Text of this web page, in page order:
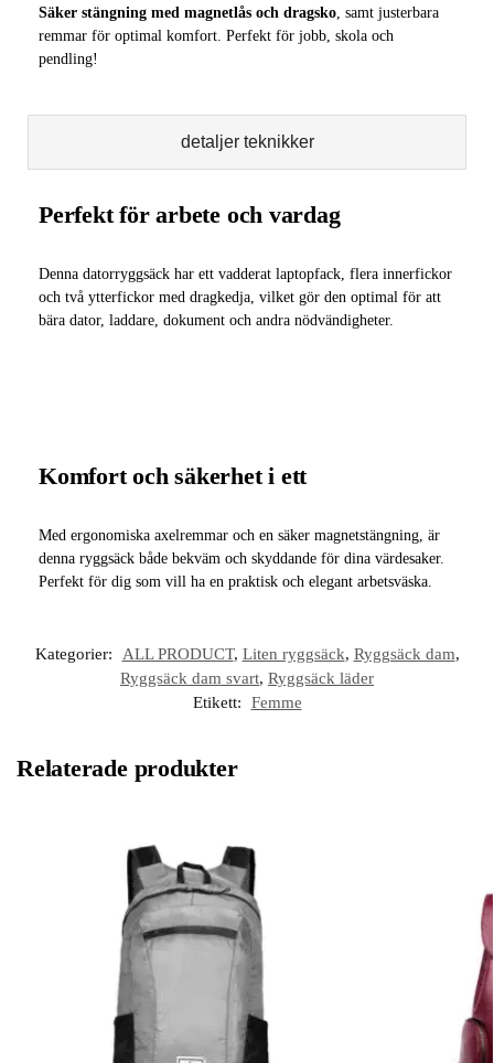
detaljer teknikker
Säker stängning med magnetlås och dragsko, samt justerbara
remmar för optimal komfort. Perfekt för jobb, skola och
pendling!
Perfekt för arbete och vardag
Denna datorryggsäck har ett vadderat laptopfack, flera innerfickor
och två ytterfickor med dragkedja, vilket gör den optimal för att
bära dator, laddare, dokument och andra nödvändigheter.
Komfort och säkerhet i ett
Med ergonomiska axelremmar och en säker magnetstängning, är
denna ryggsäck både bekväm och skyddande för dina värdesaker.
Perfekt för dig som vill ha en praktisk och elegant arbetsväska.
Kategorier: ALL PRODUCT, Liten ryggsäck, Ryggsäck dam,
Ryggsäck dam svart, Ryggsäck läder
Etikett:
Femme
Relaterade produkter